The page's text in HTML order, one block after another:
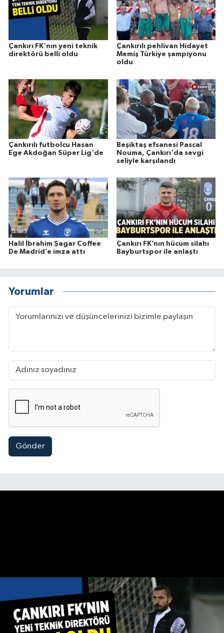
Çankırı FK'nın yeni teknik
direktörü belli oldu
Çankırılı pehlivan Hidayet
Memiş Türkiye şampiyonu
oldu
Çankırılı futbolcu Hasan
Ege Akdoğan Süper Lig'de
Beşiktaş efsanesi Pascal
Nouma, Çankırı'da sevgi
seliyle karşılandı
Halil İbrahim Şagar Coffee
De Madrid’e imza attı
Çankırı FK’nın hücum silahı
Bayburtspor ile anlaştı
Yorumlar
Gönder